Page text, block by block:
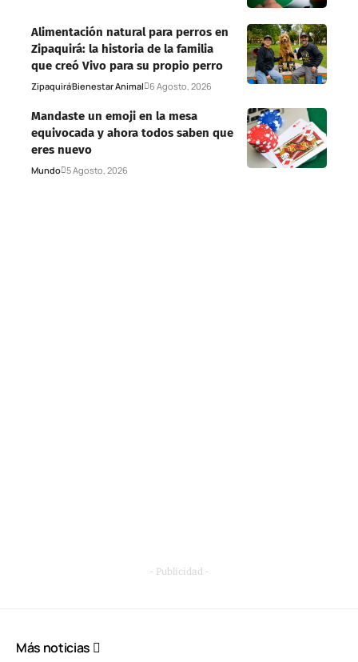
Alimentación natural para perros en
Zipaquirá: la historia de la familia
que creó Vivo para su propio perro
ZipaquiráBienestar Animal 6 Agosto, 2026
Mandaste un emoji en la mesa
equivocada y ahora todos saben que
eres nuevo
Mundo 5 Agosto, 2026
- Publicidad -
Más noticias